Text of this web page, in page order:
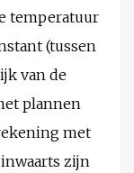
temperatuur
(tussen
van de
plannen
met
zijn